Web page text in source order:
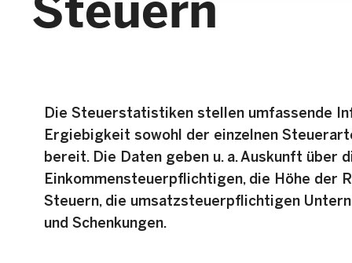
Die Steuerstatistiken stellen umfassende
Ergiebigkeit sowohl der einzelnen
bereit. Die Daten geben u. a. Auskunft über
Einkommensteuerpflichtigen, die Höhe der
Steuern, die umsatzsteuerpflichtigen
und Schenkungen.